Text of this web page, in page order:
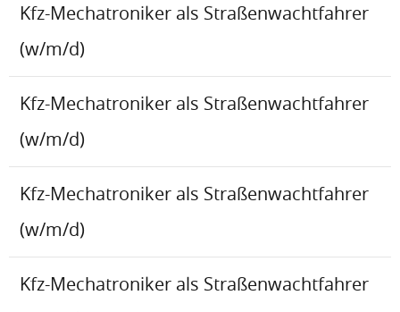
Kfz-Mechatroniker als Straßenwachtfahrer
(w/m/d)
Kfz-Mechatroniker als Straßenwachtfahrer
(w/m/d)
Kfz-Mechatroniker als Straßenwachtfahrer
(w/m/d)
Kfz-Mechatroniker als Straßenwachtfahrer